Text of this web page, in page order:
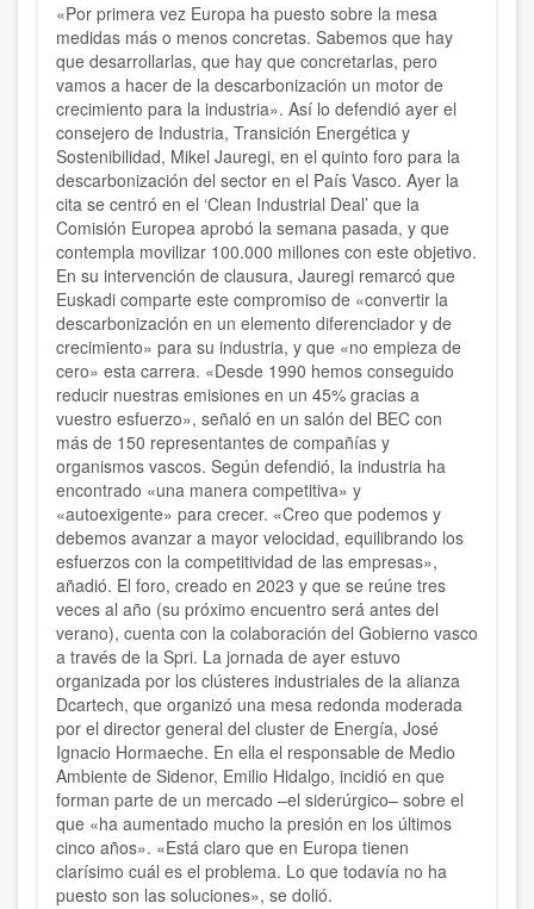
«Por primera vez Europa ha puesto sobre la mesa
medidas más o menos concretas. Sabemos que hay
que desarrollarlas, que hay que concretarlas, pero
vamos a hacer de la descarbonización un motor de
crecimiento para la industria». Así lo defendió ayer el
consejero de Industria, Transición Energética y
Sostenibilidad, Mikel Jauregi, en el quinto foro para la
descarbonización del sector en el País Vasco. Ayer la
cita se centró en el ‘Clean Industrial Deal’ que la
Comisión Europea aprobó la semana pasada, y que
contempla movilizar 100.000 millones con este objetivo.
En su intervención de clausura, Jauregi remarcó que
Euskadi comparte este compromiso de «convertir la
descarbonización en un elemento diferenciador y de
crecimiento» para su industria, y que «no empieza de
cero» esta carrera. «Desde 1990 hemos conseguido
reducir nuestras emisiones en un 45% gracias a
vuestro esfuerzo», señaló en un salón del BEC con
más de 150 representantes de compañías y
organismos vascos. Según defendió, la industria ha
encontrado «una manera competitiva» y
«autoexigente» para crecer. «Creo que podemos y
debemos avanzar a mayor velocidad, equilibrando los
esfuerzos con la competitividad de las empresas»,
añadió. El foro, creado en 2023 y que se reúne tres
veces al año (su próximo encuentro será antes del
verano), cuenta con la colaboración del Gobierno vasco
a través de la Spri. La jornada de ayer estuvo
organizada por los clústeres industriales de la alianza
Dcartech, que organizó una mesa redonda moderada
por el director general del cluster de Energía, José
Ignacio Hormaeche. En ella el responsable de Medio
Ambiente de Sidenor, Emilio Hidalgo, incidió en que
forman parte de un mercado –el siderúrgico– sobre el
que «ha aumentado mucho la presión en los últimos
cinco años». «Está claro que en Europa tienen
clarísimo cuál es el problema. Lo que todavía no ha
puesto son las soluciones», se dolió.